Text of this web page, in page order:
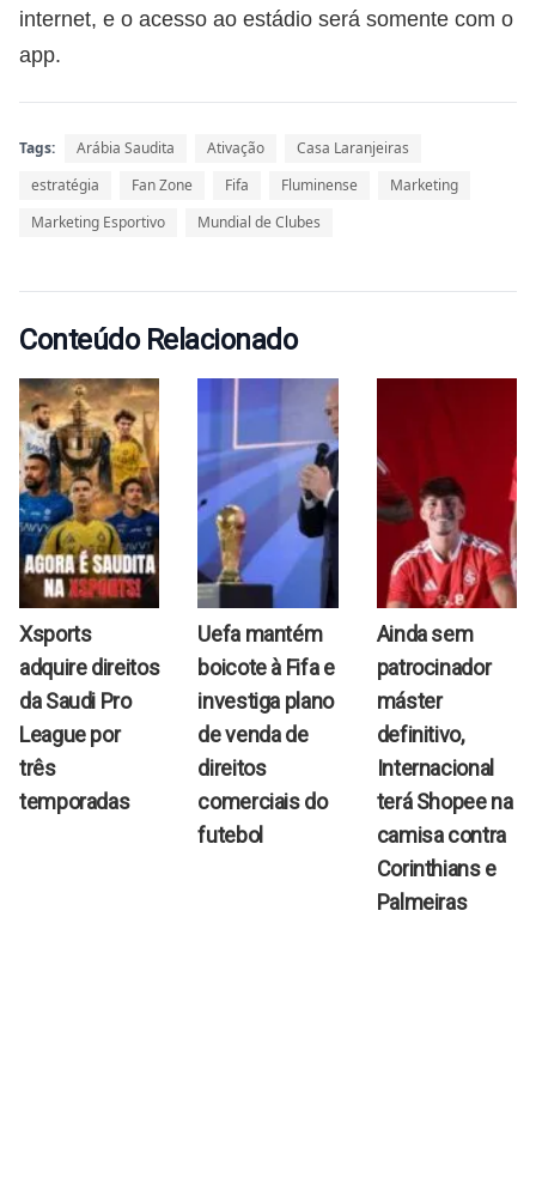
internet, e o acesso ao estádio será somente com o
app.
Tags: Arábia Saudita Ativação
Casa Laranjeiras
estratégia
Fan Zone Fifa Fluminense
Marketing
Marketing Esportivo
Mundial de Clubes
Conteúdo Relacionado
Xsports
adquire direitos
da Saudi Pro
League por
três
temporadas
Uefa mantém
boicote à Fifa e
investiga plano
de venda de
direitos
comerciais do
futebol
Ainda sem
patrocinador
máster
definitivo,
Internacional
terá Shopee na
camisa contra
Corinthians e
Palmeiras